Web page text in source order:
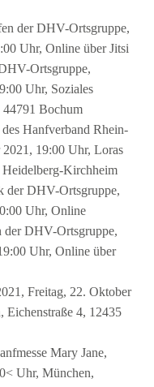
der DHV-Ortsgruppe,
Uhr, Online über Jitsi
Ortsgruppe,
Uhr, Soziales
44791 Bochum
Hanfverband Rhein-
19:00 Uhr, Loras
Heidelberg-Kirchheim
der DHV-Ortsgruppe,
Uhr, Online
DHV-Ortsgruppe,
Uhr, Online über
Freitag, 22. Oktober
4, 12435
Mary Jane,
Uhr, München,